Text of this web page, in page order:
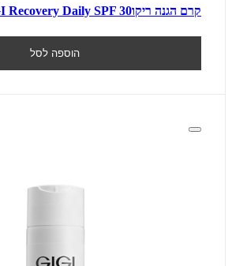
קרם הגנה ריקוrecovery GIGI Recovery Daily SPF 30
הוספה לסל